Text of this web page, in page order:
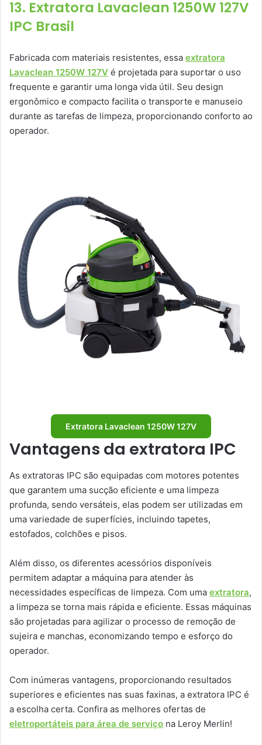
13. Extratora Lavaclean 1250W 127V
IPC Brasil
Fabricada com materiais resistentes, essa extratora
Lavaclean 1250W 127V é projetada para suportar o uso
frequente e garantir uma longa vida útil. Seu design
ergonômico e compacto facilita o transporte e manuseio
durante as tarefas de limpeza, proporcionando conforto ao
operador.
Extratora Lavaclean 1250W 127V
Vantagens da extratora IPC
As extratoras IPC são equipadas com motores potentes
que garantem uma sucção eficiente e uma limpeza
profunda, sendo versáteis, elas podem ser utilizadas em
uma variedade de superfícies, incluindo tapetes,
estofados, colchões e pisos.
Além disso, os diferentes acessórios disponíveis
permitem adaptar a máquina para atender às
necessidades específicas de limpeza. Com uma extratora,
a limpeza se torna mais rápida e eficiente. Essas máquinas
são projetadas para agilizar o processo de remoção de
sujeira e manchas, economizando tempo e esforço do
operador.
Com inúmeras vantagens, proporcionando resultados
superiores e eficientes nas suas faxinas, a extratora IPC é
a escolha certa. Confira as melhores ofertas de
eletroportáteis para área de serviço na Leroy Merlin!